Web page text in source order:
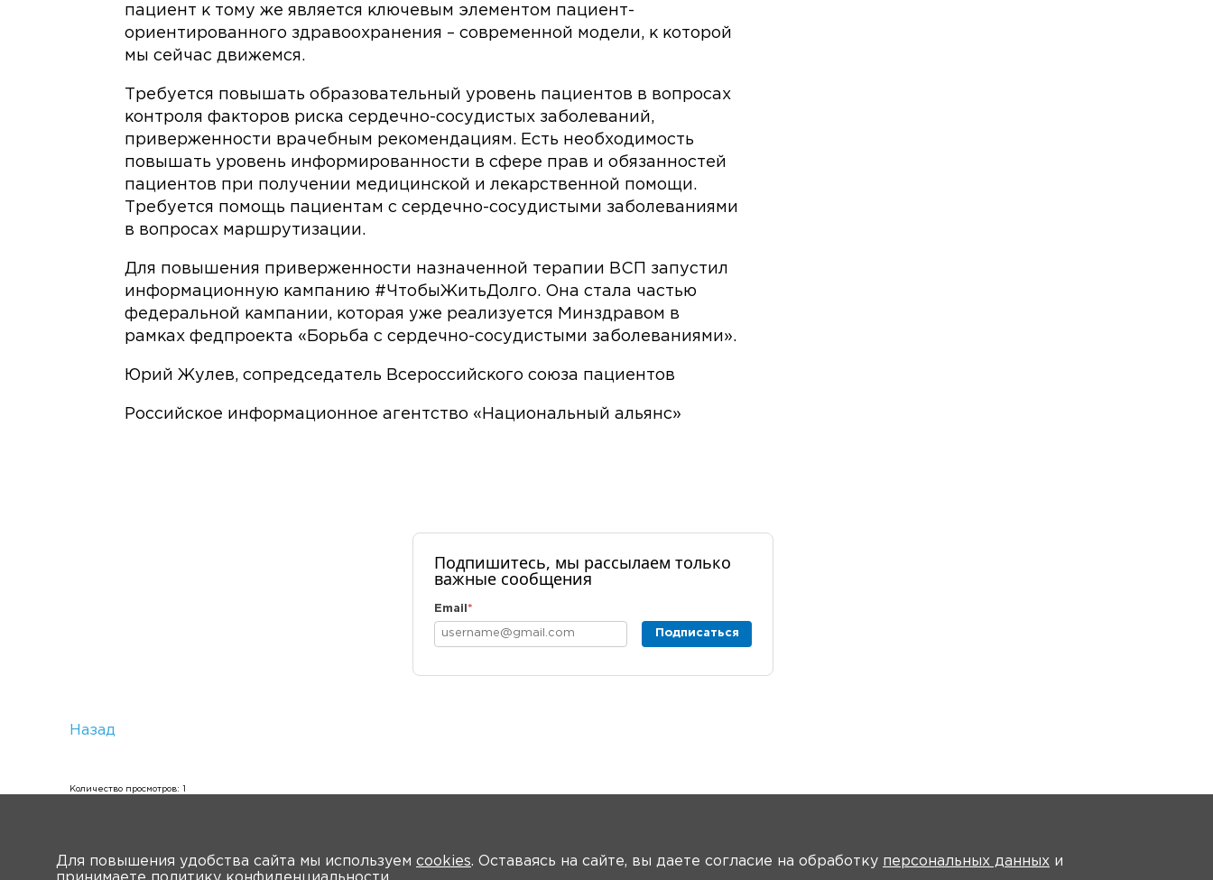
пациент к тому же является ключевым элементом пациент-
ориентированного здравоохранения – современной модели, к которой
мы сейчас движемся.
Требуется повышать образовательный уровень пациентов в вопросах
контроля факторов риска сердечно-сосудистых заболеваний,
приверженности врачебным рекомендациям. Есть необходимость
повышать уровень информированности в сфере прав и обязанностей
пациентов при получении медицинской и лекарственной помощи.
Требуется помощь пациентам с сердечно-сосудистыми заболеваниями
в вопросах маршрутизации.
Для повышения приверженности назначенной терапии ВСП запустил
информационную кампанию #ЧтобыЖитьДолго. Она стала частью
федеральной кампании, которая уже реализуется Минздравом в
рамках федпроекта «Борьба с сердечно-сосудистыми заболеваниями».
Юрий Жулев, сопредседатель Всероссийского союза пациентов
Российское информационное агентство «Национальный альянс»
Подпишитесь, мы рассылаем только
важные сообщения
Email *
Подписаться
Назад
Количество просмотров: 1
Для повышения удобства сайта мы используем cookies. Оставаясь на сайте, вы даете согласие на обработку персональных данных и